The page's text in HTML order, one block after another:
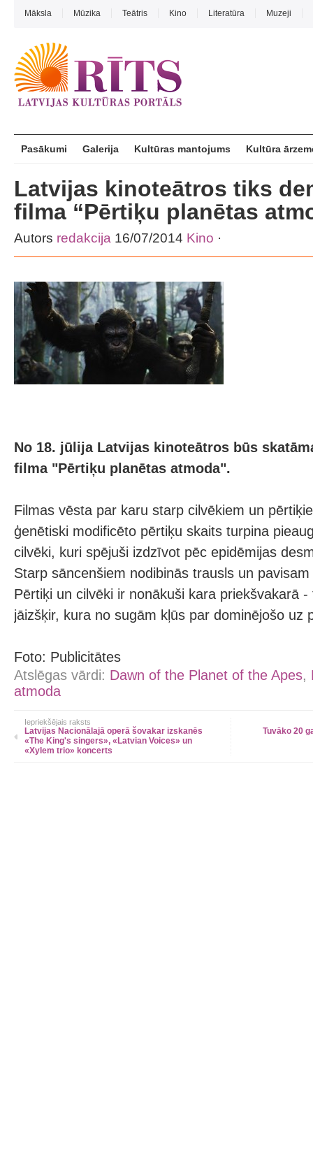
Māksla Mūzika Teātris Kino Literatūra Muzeji
Pasākumi Galerija Kultūras mantojums Kultūra
Latvijas kinoteātros tiks
filma “Pērtiķu planētas
Autors redakcija 16/07/2014 Kino ·
No 18. jūlija Latvijas kinoteātros būs
filma "Pērtiķu planētas atmoda".
Filmas vēsta par karu starp cilvēkiem un
ģenētiski modificēto pērtiķu skaits turpina
cilvēki, kuri spējuši izdzīvot pēc epidēmijas
Starp sāncenšiem nodibinās trausls un
Pērtiķi un cilvēki ir nonākuši kara priekšvakarā
jāizšķir, kura no sugām kļūs par dominējošo uz
Foto: Publicitātes
Atslēgas vārdi: Dawn of the Planet of the Apes,
atmoda
Iepriekšējais raksts
Latvijas Nacionālajā operā šovakar izskanēs
«The King's singers», «Latvian Voices» un
«Xylem trio» koncerts
Tuvāko 20